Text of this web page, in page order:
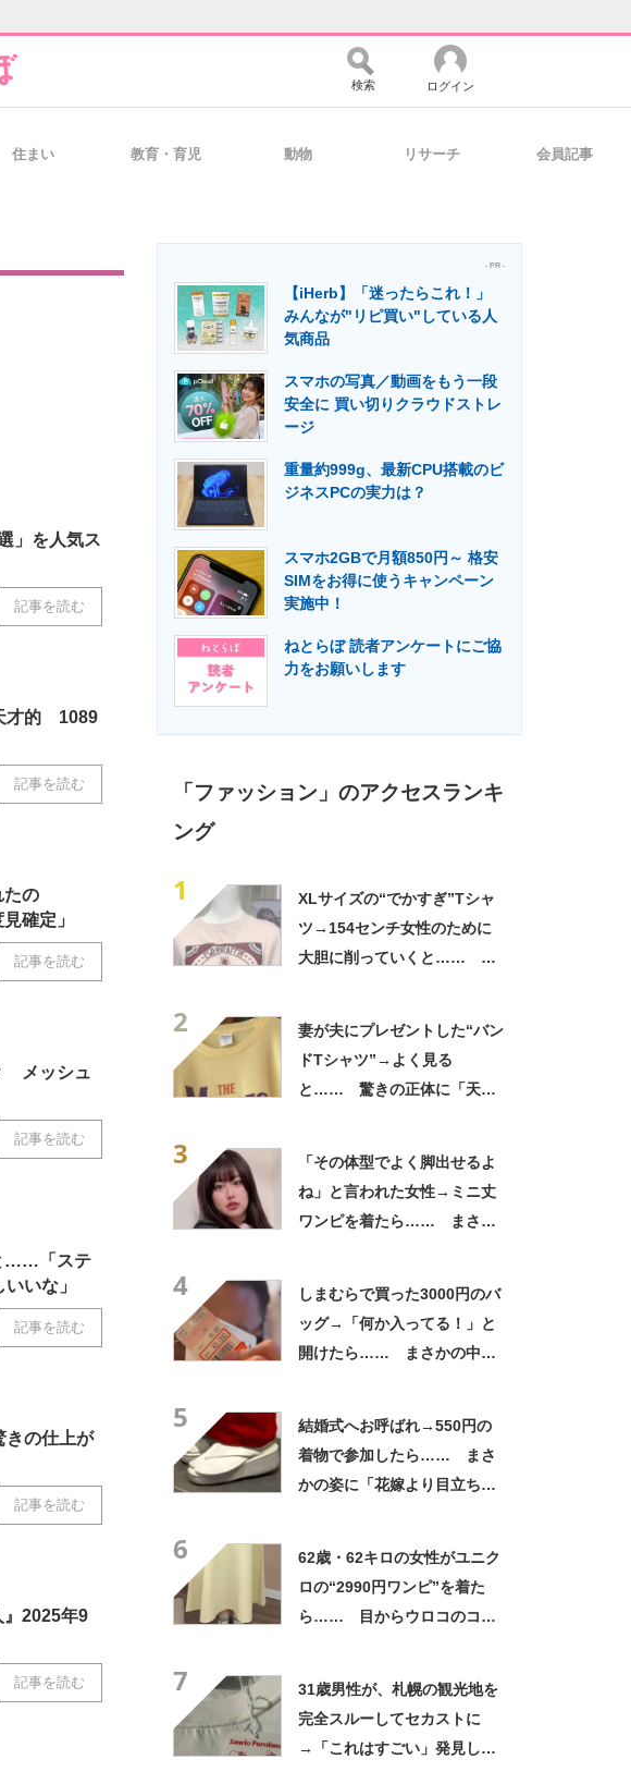
経営リーダーのコミュニティ マーケ×ITの今がよく分かる
製造業のIT導入・活用を支援
エネルギーの専門メディア 建設×テクノロジーの最前線
検索 ログイン
住まい 教育・育児 動物 リサーチ 会員記事
」を人気ス
記事を読む
才的 1089
記事を読む
たの
確定」
記事を読む
メッシュ
記事を読む
……「ステ
いな」
記事を読む
の仕上が
記事を読む
2025年9
記事を読む
- PR -
【iHerb】「迷ったらこれ！」
みんなが"リピ買い"している人
気商品
スマホの写真／動画をもう一段
安全に 買い切りクラウドストレ
ージ
重量約999g、最新CPU搭載のビ
ジネスPCの実力は？
スマホ2GBで月額850円～ 格安
SIMをお得に使うキャンペーン
実施中！
ねとらぼ 読者アンケートにご協
力をお願いします
「ファッション」のアクセスランキ
ング
1
XLサイズの“でかすぎ”Tシャ
ツ→154センチ女性のために
大胆に削っていくと……
2
妻が夫にプレゼントした“バン
ドTシャツ”→よく見る
と…… 驚きの正体に「天
3
「その体型でよく脚出せるよ
ね」と言われた女性→ミニ丈
ワンピを着たら…… まさか
4
しまむらで買った3000円のバ
ッグ→「何か入ってる！」と
開けたら…… まさかの中身
5
結婚式へお呼ばれ→550円の
着物で参加したら…… まさ
かの姿に「花嫁より目立ちそ
6
62歳・62キロの女性がユニク
ロの“2990円ワンピ”を着た
ら…… 目からウロコのコー
7
31歳男性が、札幌の観光地を
完全スルーしてセカストに
→「これはすごい」発見した